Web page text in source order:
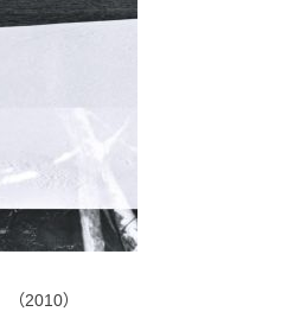
（2010）